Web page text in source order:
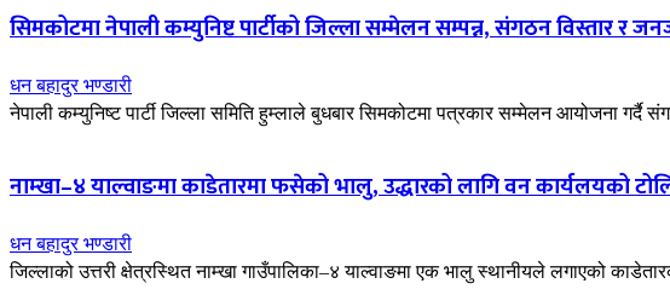
सिमकोटमा नेपाली कम्युनिष्ट पार्टीको जिल्ला सम्मेलन सम्पन्न, संगठन विस्तार र
धन बहादुर भण्डारी
नेपाली कम्युनिष्ट पार्टी जिल्ला समिति हुम्लाले बुधबार सिमकोटमा पत्रकार सम्मेलन आयोजना
नाम्खा–४ याल्वाङमा काडेतारमा फसेको भालु, उद्धारको लागि वन कार्यलयको
धन बहादुर भण्डारी
जिल्लाको उत्तरी क्षेत्रस्थित नाम्खा गाउँपालिका–४ याल्वाङमा एक भालु स्थानीयले लगाएको